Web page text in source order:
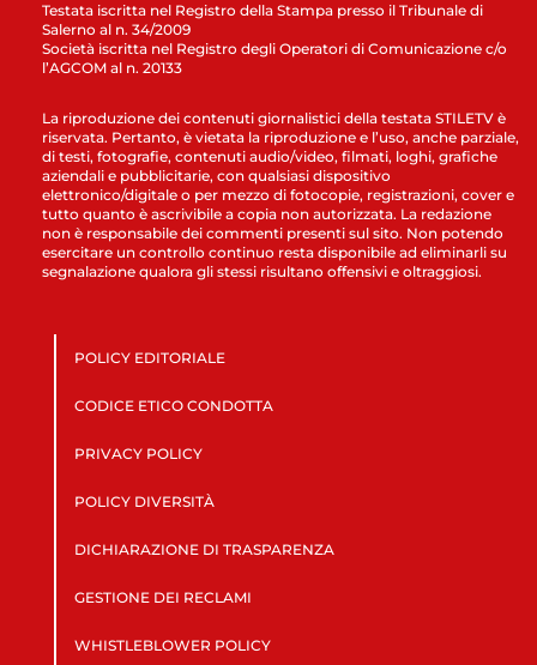
Testata iscritta nel Registro della Stampa presso il Tribunale di
Salerno al n. 34/2009
Società iscritta nel Registro degli Operatori di Comunicazione c/o
l’AGCOM al n. 20133
La riproduzione dei contenuti giornalistici della testata STILETV è
riservata. Pertanto, è vietata la riproduzione e l’uso, anche parziale,
di testi, fotografie, contenuti audio/video, filmati, loghi, grafiche
aziendali e pubblicitarie, con qualsiasi dispositivo
elettronico/digitale o per mezzo di fotocopie, registrazioni, cover e
tutto quanto è ascrivibile a copia non autorizzata. La redazione
non è responsabile dei commenti presenti sul sito. Non potendo
esercitare un controllo continuo resta disponibile ad eliminarli su
segnalazione qualora gli stessi risultano offensivi e oltraggiosi.
POLICY EDITORIALE
CODICE ETICO CONDOTTA
PRIVACY POLICY
POLICY DIVERSITÀ
DICHIARAZIONE DI TRASPARENZA
GESTIONE DEI RECLAMI
WHISTLEBLOWER POLICY